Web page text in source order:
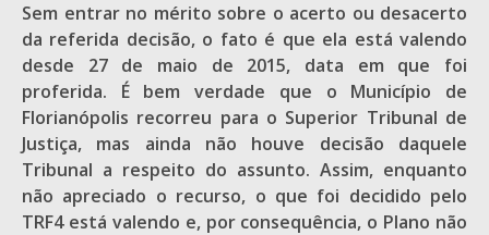
Sem entrar no mérito sobre o acerto ou desacerto
da referida decisão, o fato é que ela está valendo
desde 27 de maio de 2015, data em que foi
proferida. É bem verdade que o Município de
Florianópolis recorreu para o Superior Tribunal de
Justiça, mas ainda não houve decisão daquele
Tribunal a respeito do assunto. Assim, enquanto
não apreciado o recurso, o que foi decidido pelo
TRF4 está valendo e, por consequência, o Plano não